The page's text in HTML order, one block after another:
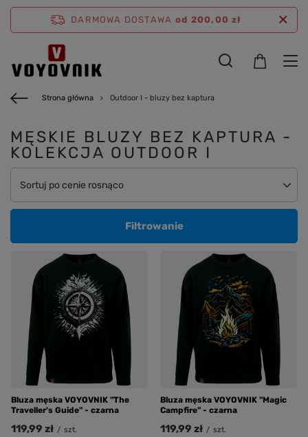
DARMOWA DOSTAWA od 200,00 zł
Strona główna Outdoor I - bluzy bez kaptura
MĘSKIE BLUZY BEZ KAPTURA -
KOLEKCJA OUTDOOR I
Zmień sortowanie
Sortuj po cenie rosnąco
Filtrowanie
Bluza męska VOYOVNIK "The
Traveller's Guide" - czarna
119,99 zł / szt.
Bluza męska VOYOVNIK "Magic
Campfire" - czarna
119,99 zł / szt.